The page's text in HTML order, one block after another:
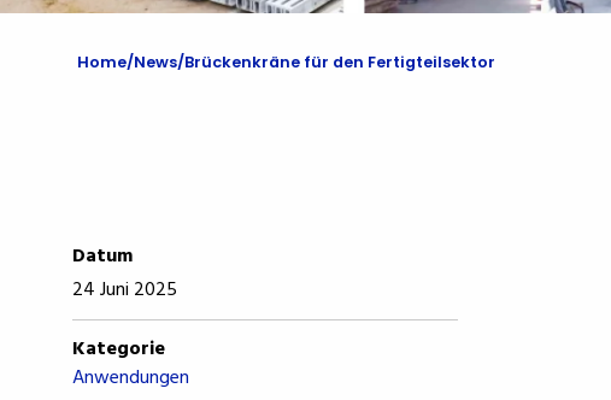
Home News Brückenkräne für den Fertigteilsektor
Datum
24 Juni 2025
Kategorie
Anwendungen